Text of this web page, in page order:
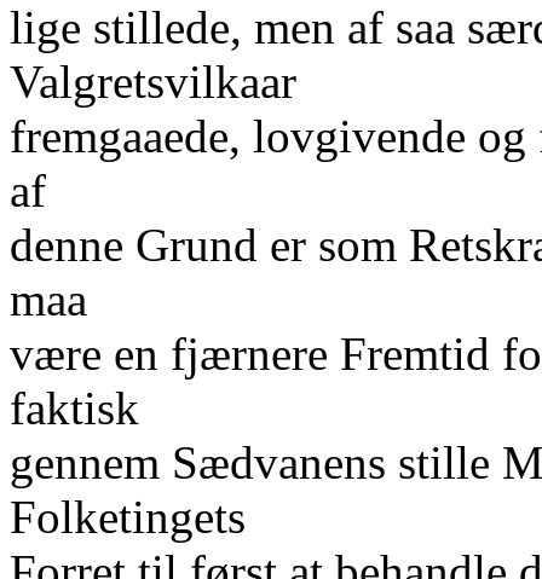
lige stillede, men af saa
Valgretsvilkaar
fremgaaede, lovgivende
af
denne Grund er som
maa
være en fjærnere Fremtid
faktisk
gennem Sædvanens stille
Folketingets